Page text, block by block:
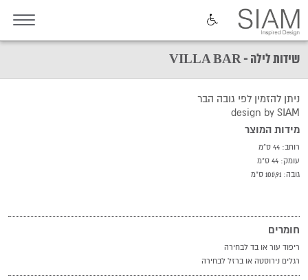
שידות לילה - VILLA BAR
ניתן להזמין לפי גובה הבר
design by SIAM
מידות המוצר
רוחב: 44 ס"מ
עומק: 44 ס"מ
גובה: 91\101 ס"מ
חומרים
ריפוד עור או בד לבחירה
רגלים נירוסטה או ברזל לבחירה